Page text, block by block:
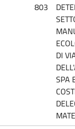
803
DI
SPA